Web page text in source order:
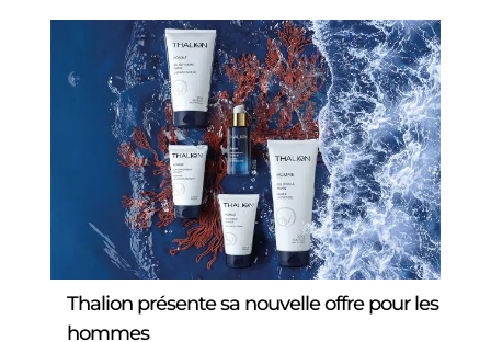
Thalion présente sa nouvelle offre pour les
hommes